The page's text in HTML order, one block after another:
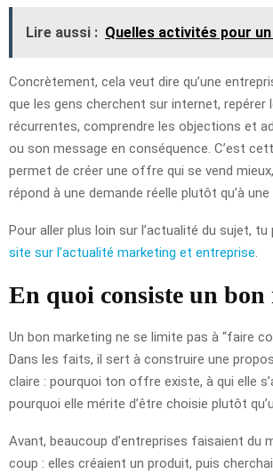
Lire aussi : Quelles activités pour
Concrètement, cela veut dire qu’une
que les gens cherchent sur internet, repérer
récurrentes, comprendre les objections et
ou son message en conséquence. C’est
permet de créer une offre qui se vend mieux,
répond à une demande réelle plutôt qu’à
Pour aller plus loin sur l’actualité du sujet,
site sur l’actualité marketing et entreprise
En quoi consiste un
Un bon marketing ne se limite pas à “faire
Dans les faits, il sert à construire une
claire : pourquoi ton offre existe, à qui elle
pourquoi elle mérite d’être choisie plutôt
Avant, beaucoup d’entreprises faisaient du
coup : elles créaient un produit, puis